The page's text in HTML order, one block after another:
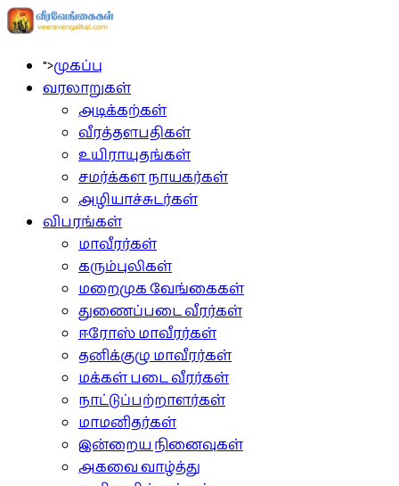
">முகப்பு
வரலாறுகள்
அடிக்கற்கள்
வீரத்தளபதிகள்
உயிராயுதங்கள்
சமர்க்கள நாயகர்கள்
அழியாச்சுடர்கள்
விபரங்கள்
மாவீரர்கள்
கரும்புலிகள்
மறைமுக வேங்கைகள்
துணைப்படை வீரர்கள்
ஈரோஸ் மாவீரர்கள்
தனிக்குழு மாவீரர்கள்
மக்கள் படை வீரர்கள்
நாட்டுப்பற்றாளர்கள்
மாமனிதர்கள்
இன்றைய நினைவுகள்
அகவை வாழ்த்து